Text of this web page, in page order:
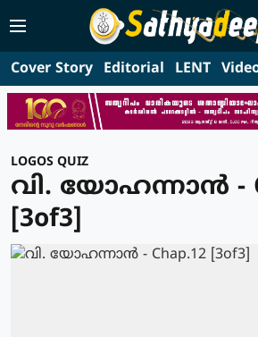
Cover Story Editorial LENT
LOGOS QUIZ
വി. യോഹന്നാൻ -
[3of3]